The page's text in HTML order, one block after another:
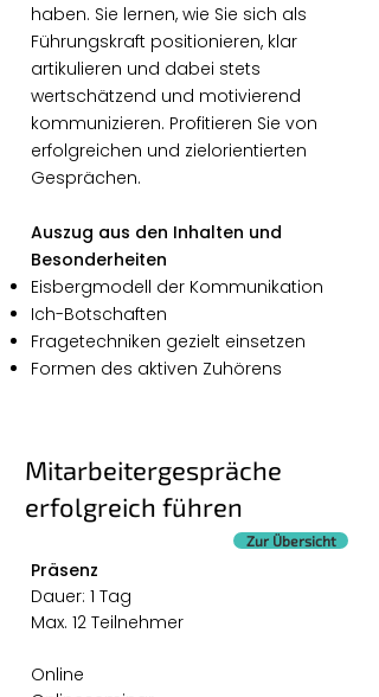
haben. Sie lernen, wie Sie sich als
Führungskraft positionieren, klar
artikulieren und dabei stets
wertschätzend und motivierend
kommunizieren. Profitieren Sie von
erfolgreichen und zielorientierten
Gesprächen.
Auszug aus den Inhalten und
Besonderheiten
Eisbergmodell der Kommunikation
Ich-Botschaften
Fragetechniken gezielt einsetzen
Formen des aktiven Zuhörens
Mitarbeitergespräche
erfolgreich führen
Zur Übersicht
Präsenz
Dauer: 1 Tag
Max. 12 Teilnehmer
Online